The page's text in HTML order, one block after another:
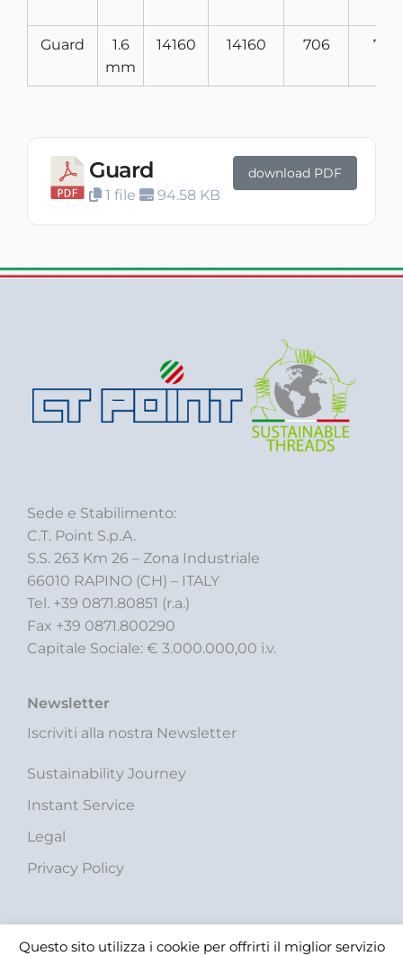
Guard
1.6
mm
14160 14160 706 706
Guard
1 file 94.58 KB
download PDF
Sede e Stabilimento:
C.T. Point S.p.A.
S.S. 263 Km 26 – Zona Industriale
66010 RAPINO (CH) – ITALY
Tel. +39 0871.80851 (r.a.)
Fax +39 0871.800290
Capitale Sociale: € 3.000.000,00 i.v.
Newsletter
Iscriviti alla nostra Newsletter
Sustainability Journey
Instant Service
Legal
Privacy Policy
Questo sito utilizza i cookie per offrirti il miglior servizio